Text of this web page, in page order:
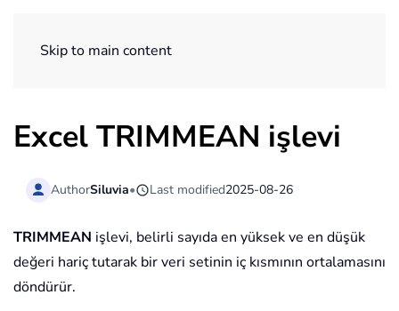
Skip to main content
Excel TRIMMEAN işlevi
AuthorSiluvia• Last modified2025-08-26
TRIMMEAN işlevi, belirli sayıda en yüksek ve en düşük
değeri hariç tutarak bir veri setinin iç kısmının ortalamasını
döndürür.